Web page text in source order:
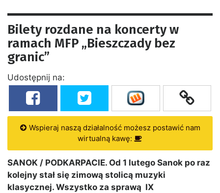
Bilety rozdane na koncerty w
ramach MFP „Bieszczady bez
granic”
Udostępnij na:
Wspieraj naszą działalność możesz postawić nam
wirtualną kawę:
SANOK / PODKARPACIE. Od 1 lutego Sanok po raz
kolejny stał się zimową stolicą muzyki
klasycznej. Wszystko za sprawą IX